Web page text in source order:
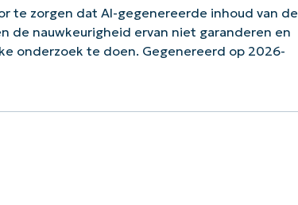
te zorgen dat AI-gegenereerde inhoud van de
de nauwkeurigheid ervan niet garanderen en
onderzoek te doen. Gegenereerd op 2026-